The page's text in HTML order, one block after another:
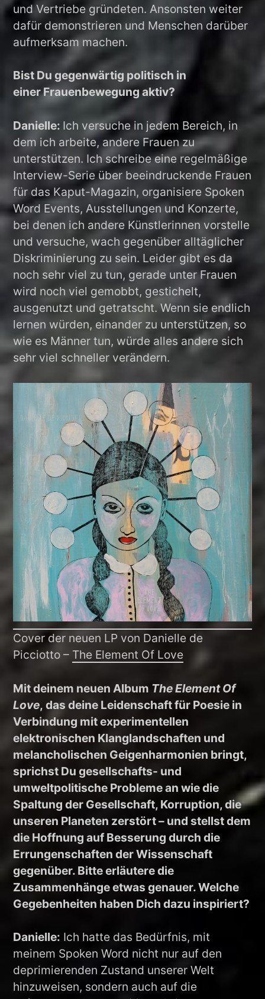
und Vertriebe gründeten. Ansonsten weiter
dafür demonstrieren und Menschen darüber
aufmerksam machen.
Bist Du gegenwärtig politisch in
einer Frauenbewegung aktiv?
Danielle: Ich versuche in jedem Bereich, in
dem ich arbeite, andere Frauen zu
unterstützen. Ich schreibe eine regelmäßige
Interview-Serie über beeindruckende Frauen
für das Kaput-Magazin, organisiere Spoken
Word Events, Ausstellungen und Konzerte,
bei denen ich andere Künstlerinnen vorstelle
und versuche, wach gegenüber alltäglicher
Diskriminierung zu sein. Leider gibt es da
noch sehr viel zu tun, gerade unter Frauen
wird noch viel gemobbt, gestichelt,
ausgenutzt und getratscht. Wenn sie endlich
lernen würden, einander zu unterstützen, so
wie es Männer tun, würde alles andere sich
sehr viel schneller verändern.
Cover der neuen LP von Danielle de
Picciotto – The Element Of Love
Mit deinem neuen Album The Element Of
Love, das deine Leidenschaft für Poesie in
Verbindung mit experimentellen
elektronischen Klanglandschaften und
melancholischen Geigenharmonien bringt,
sprichst Du gesellschafts- und
umweltpolitische Probleme an wie die
Spaltung der Gesellschaft, Korruption, die
unseren Planeten zerstört – und stellst dem
die Hoffnung auf Besserung durch die
Errungenschaften der Wissenschaft
gegenüber. Bitte erläutere die
Zusammenhänge etwas genauer. Welche
Gegebenheiten haben Dich dazu inspiriert?
Danielle: Ich hatte das Bedürfnis, mit
meinem Spoken Word nicht nur auf den
deprimierenden Zustand unserer Welt
hinzuweisen, sondern auch auf die